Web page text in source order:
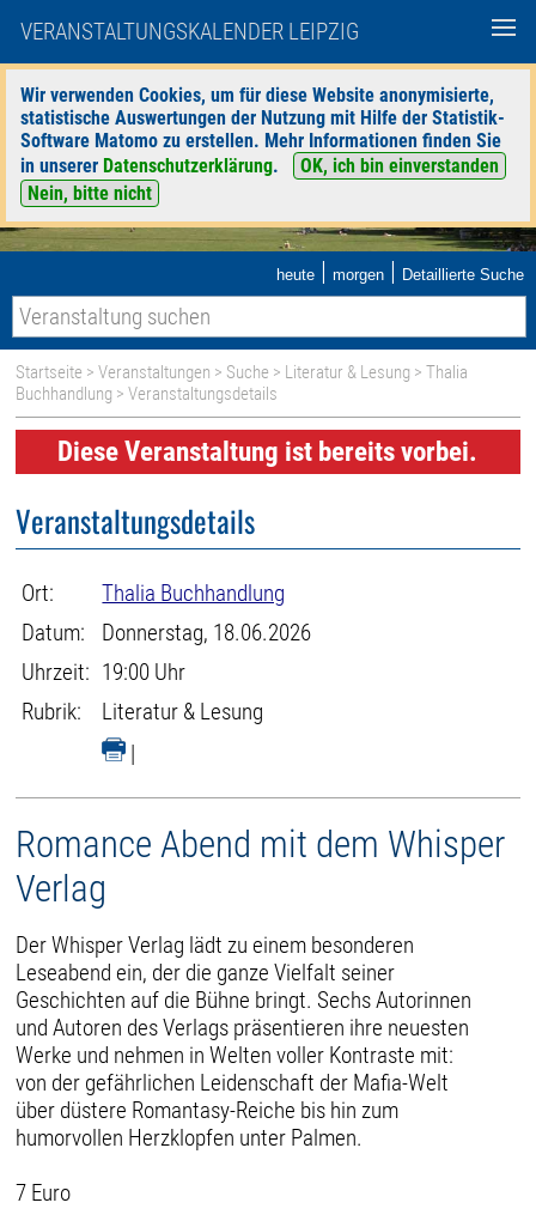
VERANSTALTUNGSKALENDER LEIPZIG
Wir verwenden Cookies, um für diese Website anonymisierte,
statistische Auswertungen der Nutzung mit Hilfe der Statistik-
Software Matomo zu erstellen. Mehr Informationen finden Sie
in unserer Datenschutzerklärung.
OK, ich bin einverstanden
Nein, bitte nicht
heute | morgen | Detaillierte Suche
Startseite >Veranstaltungen > Suche > Literatur & Lesung >Thalia
Buchhandlung > Veranstaltungsdetails
Diese Veranstaltung ist bereits vorbei.
Veranstaltungsdetails
Ort:
Thalia Buchhandlung
Datum:
Donnerstag, 18.06.2026
Uhrzeit: 19:00 Uhr
Rubrik:
Literatur & Lesung
|
Romance Abend mit dem Whisper
Verlag
Der Whisper Verlag lädt zu einem besonderen
Leseabend ein, der die ganze Vielfalt seiner
Geschichten auf die Bühne bringt. Sechs Autorinnen
und Autoren des Verlags präsentieren ihre neuesten
Werke und nehmen in Welten voller Kontraste mit:
von der gefährlichen Leidenschaft der Mafia-Welt
über düstere Romantasy-Reiche bis hin zum
humorvollen Herzklopfen unter Palmen.
7 Euro